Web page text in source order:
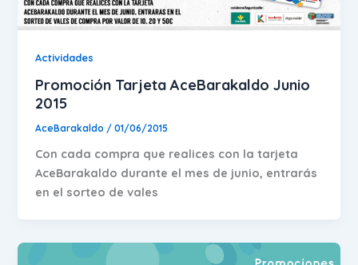
Actividades
Promoción Tarjeta AceBarakaldo Junio
2015
AceBarakaldo /01/06/2015
Con cada compra que realices con la tarjeta
AceBarakaldo durante el mes de junio, entrarás
en el sorteo de vales